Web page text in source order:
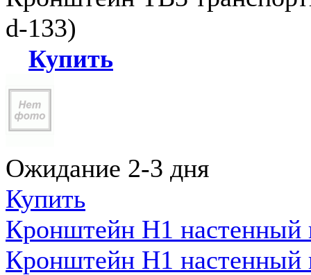
d-133)
Купить
Ожидание 2-3 дня
Купить
Кронштейн Н1
Кронштейн Н1